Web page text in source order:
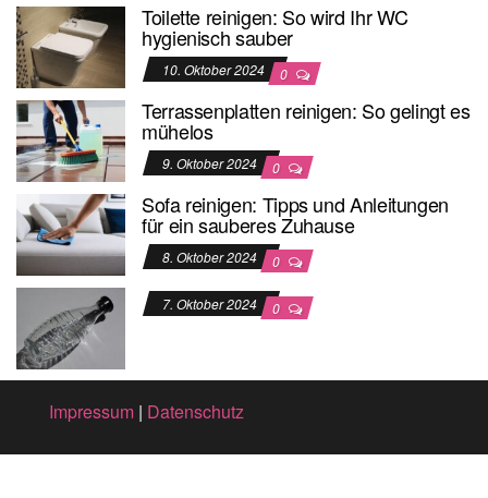
Toilette reinigen: So wird Ihr WC
hygienisch sauber
10. Oktober 2024 0
Terrassenplatten reinigen: So gelingt es
mühelos
9. Oktober 2024 0
Sofa reinigen: Tipps und Anleitungen
für ein sauberes Zuhause
8. Oktober 2024 0
7. Oktober 2024 0
Impressum | Datenschutz